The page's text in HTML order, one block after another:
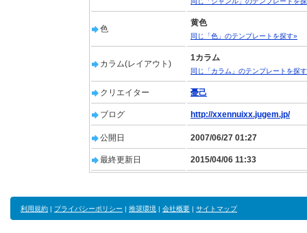
色
黄色
同じ「色」のテンプレートを探す»
カラム(レイアウト)
1カラム
同じ「カラム」のテンプレートを探
クリエイター 憂己
ブログ http://xxennuixx.jugem.jp/
公開日 2007/06/27 01:27
最終更新日 2015/04/06 11:33
利用規約 | プライバシーポリシー | 推奨環境 | 会社概要 | サイトマップ